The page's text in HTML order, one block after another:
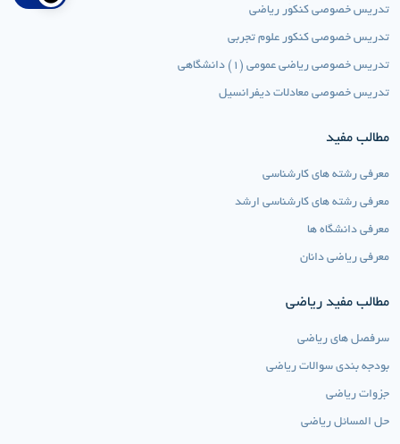
تدریس خصوصی کنکور ریاضی
تدریس خصوصی کنکور علوم تجربی
تدریس خصوصی ریاضی عمومی (1) دانشگاهی
تدریس خصوصی معادلات دیفرانسیل
مطالب مفید
معرفی رشته های کارشناسی
معرفی رشته های کارشناسی ارشد
معرفی دانشگاه ها
معرفی ریاضی دانان
مطالب مفید ریاضی
سرفصل های ریاضی
بودجه بندی سوالات ریاضی
جزوات ریاضی
حل المسائل ریاضی